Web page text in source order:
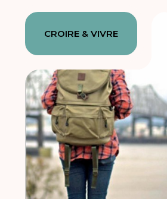
CROIRE & VIVRE